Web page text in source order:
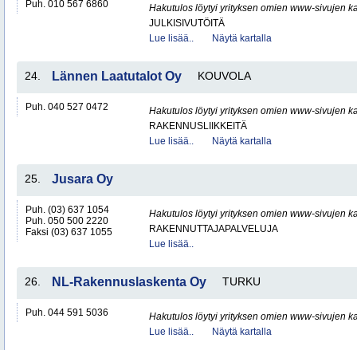
Puh. 010 567 6860
Hakutulos löytyi yrityksen omien www-sivujen
JULKISIVUTÖITÄ
Lue lisää..
Näytä kartalla
24. Lännen Laatutalot Oy KOUVOLA
Puh. 040 527 0472
Hakutulos löytyi yrityksen omien www-sivujen
RAKENNUSLIIKKEITÄ
Lue lisää..
Näytä kartalla
25. Jusara Oy
Puh. (03) 637 1054
Puh. 050 500 2220
Faksi (03) 637 1055
Hakutulos löytyi yrityksen omien www-sivujen
RAKENNUTTAJAPALVELUJA
Lue lisää..
26. NL-Rakennuslaskenta Oy TURKU
Puh. 044 591 5036
Hakutulos löytyi yrityksen omien www-sivujen
Lue lisää..
Näytä kartalla